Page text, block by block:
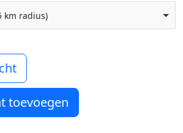
km radius)
toevoegen